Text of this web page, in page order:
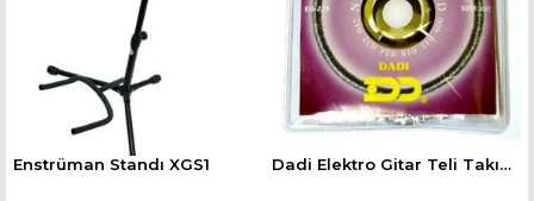
Enstrüman Standı XGS1 Dadi Elektro Gitar Teli Takım EG220